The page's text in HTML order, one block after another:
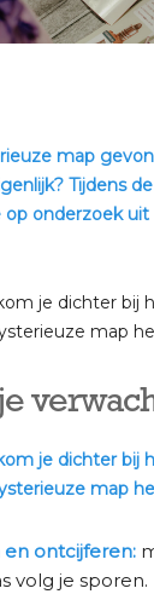
map
Tijdens
onderzoek
je dichter bij
map
je dichter bij
map
ontcijferen:
volg je sporen.